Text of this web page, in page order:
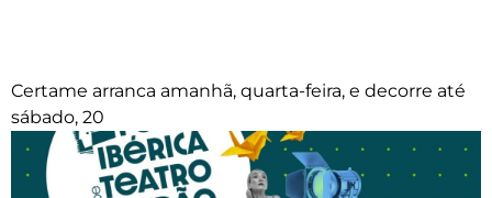
Certame arranca amanhã, quarta-feira, e decorre até
sábado, 20